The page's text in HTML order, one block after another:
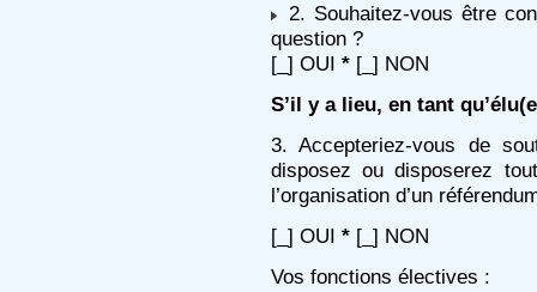
2. Souhaitez-vous être
question ?
[_] OUI * [_] NON
S’il y a lieu, en tant
3. Accepteriez-vous de
disposez ou disposerez
l’organisation d’un
[_] OUI * [_] NON
Vos fonctions électives :